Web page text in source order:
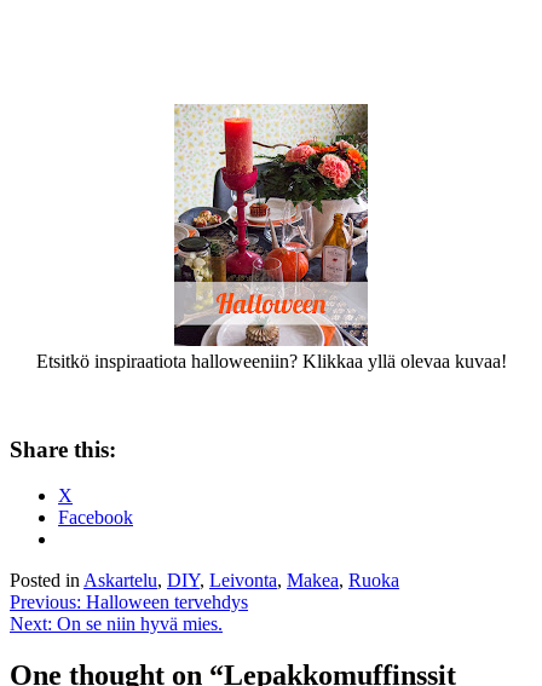
Etsitkö inspiraatiota halloweeniin? Klikkaa yllä olevaa kuvaa!
Share this:
X
Facebook
Posted in Askartelu, DIY, Leivonta, Makea, Ruoka
Post
navigation
Previous: Halloween tervehdys
Next: On se niin hyvä mies.
One thought on “Lepakkomuffinssit